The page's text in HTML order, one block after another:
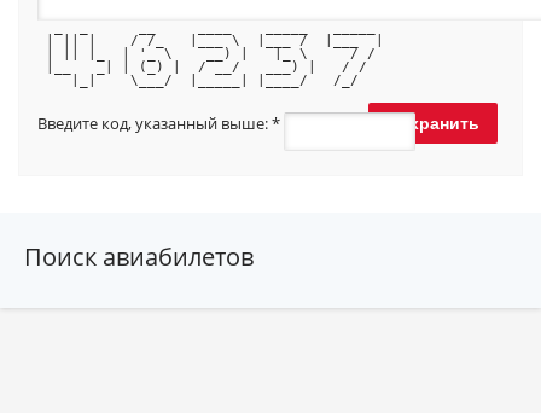
| || |    / /_   |___ \  |___ /  |___  |
| || |_  | '_ \    __) |   |_ \     / /
|__   _| | (_) |  / __/   ___) |   / /
    |_|    \___/  |_____| |____/   /_/
Введите код, указанный выше:*
Поиск авиабилетов